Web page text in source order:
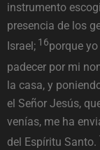
instrumento
presencia de los
Israel; 16porque
padecer por mi
la casa, y
el Señor Jesús,
venías, me ha
del Espíritu Santo.